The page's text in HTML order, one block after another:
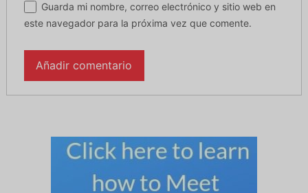
Guarda mi nombre, correo electrónico y sitio web en
este navegador para la próxima vez que comente.